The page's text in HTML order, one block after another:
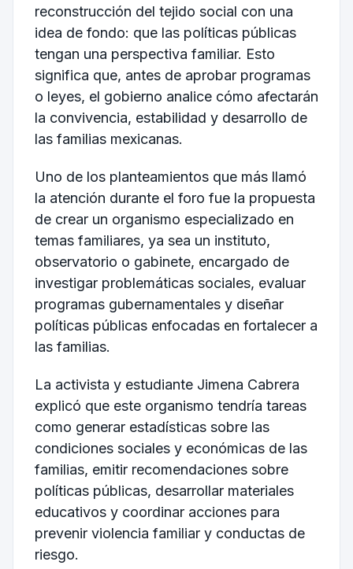
reconstrucción del tejido social con una
idea de fondo: que las políticas públicas
tengan una perspectiva familiar. Esto
significa que, antes de aprobar programas
o leyes, el gobierno analice cómo afectarán
la convivencia, estabilidad y desarrollo de
las familias mexicanas.
Uno de los planteamientos que más llamó
la atención durante el foro fue la propuesta
de crear un organismo especializado en
temas familiares, ya sea un instituto,
observatorio o gabinete, encargado de
investigar problemáticas sociales, evaluar
programas gubernamentales y diseñar
políticas públicas enfocadas en fortalecer a
las familias.
La activista y estudiante Jimena Cabrera
explicó que este organismo tendría tareas
como generar estadísticas sobre las
condiciones sociales y económicas de las
familias, emitir recomendaciones sobre
políticas públicas, desarrollar materiales
educativos y coordinar acciones para
prevenir violencia familiar y conductas de
riesgo.